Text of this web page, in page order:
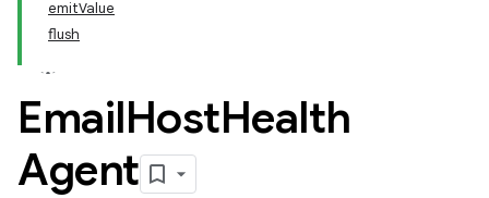
emitValue
flush
EmailHostHealth
Agent